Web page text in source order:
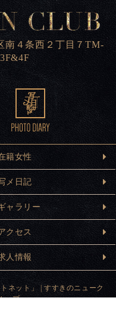
南４条西２丁目７TM-
籍女性
メ日記
ャラリー
クセス
人情報
ネット」 |すすきのニューク
ープ」